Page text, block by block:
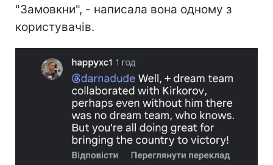
"Замовкни", - написала вона одному з
користувачів.